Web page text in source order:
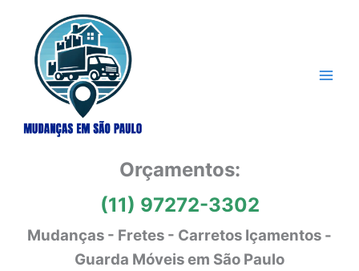
conteúdo
Orçamentos:
(11) 97272-3302
Mudanças - Fretes - Carretos Içamentos -
Guarda Móveis em São Paulo